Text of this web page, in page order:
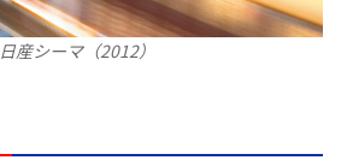
日産シーマ（2012）